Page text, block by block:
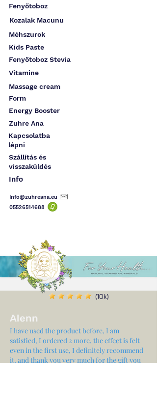
Fenyőtoboz
Kozalak Macunu
Méhszurok
Kids Paste
Fenyőtoboz Stevia
Vitamine
Massage cream
Form
Energy Booster
Zuhre Ana
Kapcsolatba
lépni
Szállítás és
visszaküldés
Info
Info@zuhreana.eu
05526514688
Alenn
I have used the product before, I am
satisfied, I ordered 2 more, the effect is felt
even in the first use, I definitely recommend
it, and thank you very much for the gift you
(10k)